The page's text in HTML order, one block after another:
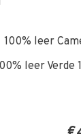
100% leer
leer Verde